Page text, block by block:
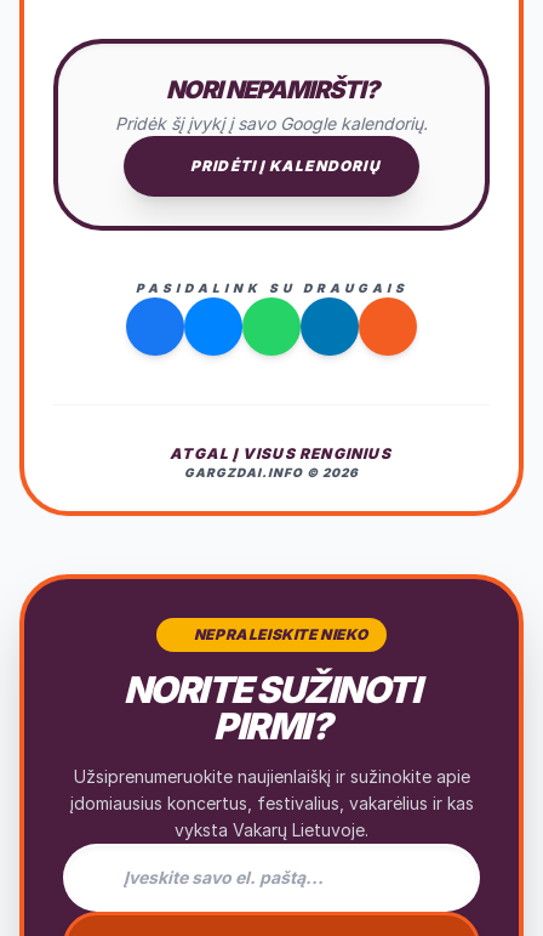
NORI NEPAMIRŠTI?
Pridėk šį įvykį į savo Google kalendorių.
PRIDĖTI Į KALENDORIŲ
PASIDALINK SU DRAUGAIS
ATGAL Į VISUS RENGINIUS
GARGZDAI.INFO © 2026
NEPRALEISKITE NIEKO
NORITE SUŽINOTI
PIRMI?
Užsiprenumeruokite naujienlaiškį ir sužinokite apie
įdomiausius koncertus, festivalius, vakarėlius ir kas
vyksta Vakarų Lietuvoje.
El. pašto adresas naujienlaiškiui